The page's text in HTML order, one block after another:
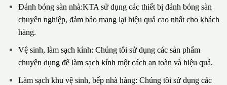
Đánh bóng sàn nhà:KTA sử dụng các thiết bị đánh bóng sàn
chuyên nghiệp, đảm bảo mang lại hiệu quả cao nhất cho khách
hàng.
Vệ sinh, làm sạch kính: Chúng tôi sử dụng các sản phẩm
chuyên dụng để làm sạch kính một cách an toàn và hiệu quả.
Làm sạch khu vệ sinh, bếp nhà hàng: Chúng tôi sử dụng các